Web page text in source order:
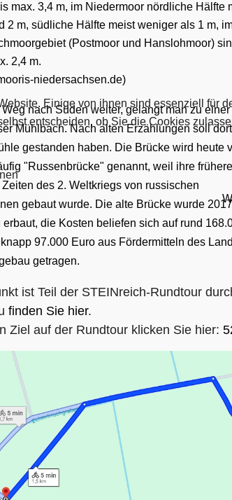
max. 3,4 m, im Niedermoor nördliche Hälfte
2 m, südliche Hälfte meist weniger als 1 m,
(Postmoor und Hanslohmoor)
2,4 m.
niedersachsen.de)
nach Süden weiter, gelangt man zu
Mühlbach. Nach alten Erzählungen soll
gestanden haben. Die Brücke wird heute
"Russenbrücke" genannt, weil ihre frühere
des 2. Weltkriegs von russischen
gebaut wurde. Die alte Brücke wurde
die Kosten beliefen sich auf rund
97.000 Euro aus Fördermitteln des
getragen.
ist Teil der STEINreich-Rundtour
finden Sie hier.
Ziel auf der Rundtour klicken Sie hier:
Einige von ihnen sind essenziell für
entscheiden, ob Sie die Cookies